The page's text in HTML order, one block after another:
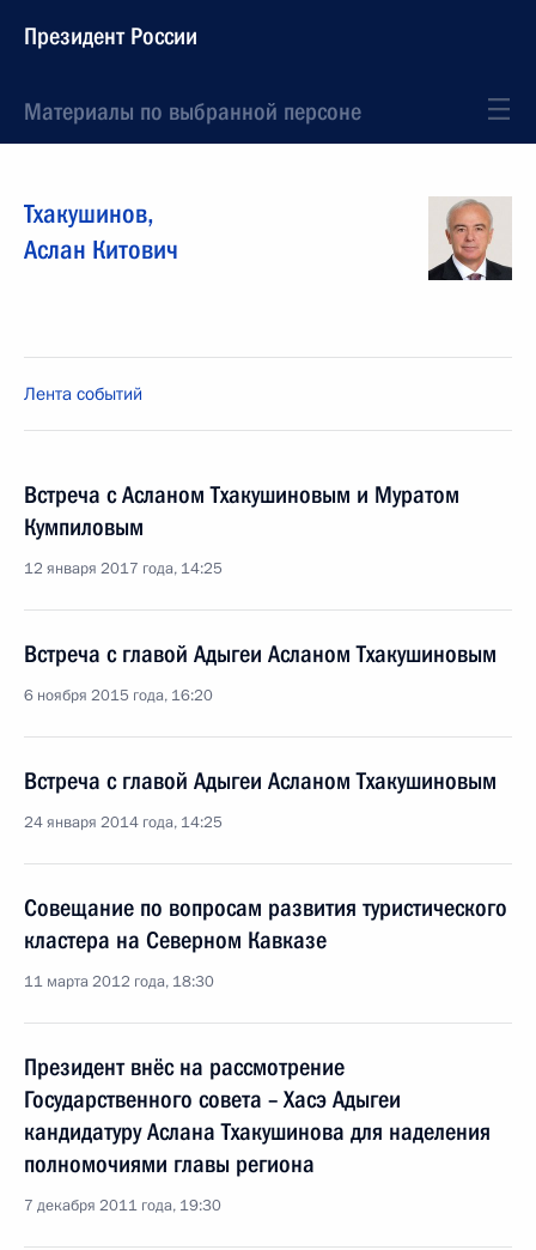
Президент России
Материалы по выбранной персоне
Тхакушинов,
Аслан Китович
Лента событий
Встреча с Асланом Тхакушиновым и Муратом
Кумпиловым
12 января 2017 года, 14:25
Встреча с главой Адыгеи Асланом Тхакушиновым
6 ноября 2015 года, 16:20
Встреча с главой Адыгеи Асланом Тхакушиновым
24 января 2014 года, 14:25
Совещание по вопросам развития туристического
кластера на Северном Кавказе
11 марта 2012 года, 18:30
Президент внёс на рассмотрение
Государственного совета – Хасэ Адыгеи
кандидатуру Аслана Тхакушинова для наделения
полномочиями главы региона
7 декабря 2011 года, 19:30